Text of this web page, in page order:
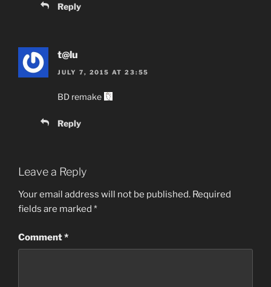
Reply
t@lu
JULY 7, 2015 AT 23:55
BD remake
Reply
Leave a Reply
Your email address will not be published. Required
fields are marked *
Comment*